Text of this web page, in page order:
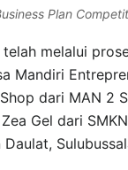
Plan
melalui
Mandiri
dari MAN 2
Gel dari